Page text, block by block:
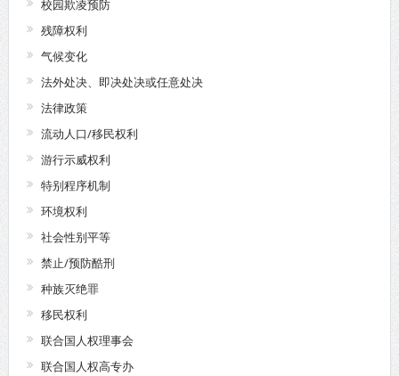
校园欺凌预防
残障权利
气候变化
法外处决、即决处决或任意处决
法律政策
流动人口/移民权利
游行示威权利
特别程序机制
环境权利
社会性别平等
禁止/预防酷刑
种族灭绝罪
移民权利
联合国人权理事会
联合国人权高专办